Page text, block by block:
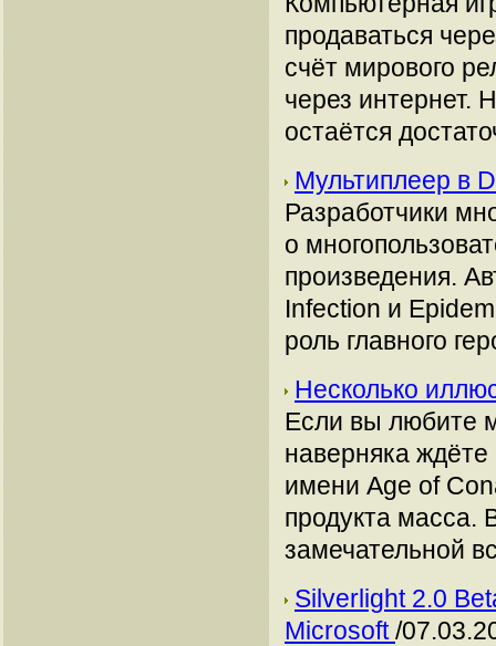
продаваться
счёт мирового
через интернет.
остаётся
Мультиплеер в
Разработчики
о
произведения.
Infection и
роль главного
Несколько
Если вы любите
наверняка ждёте
имени Age of
продукта масса.
замечательной
Silverlight 2.0
Microsoft/